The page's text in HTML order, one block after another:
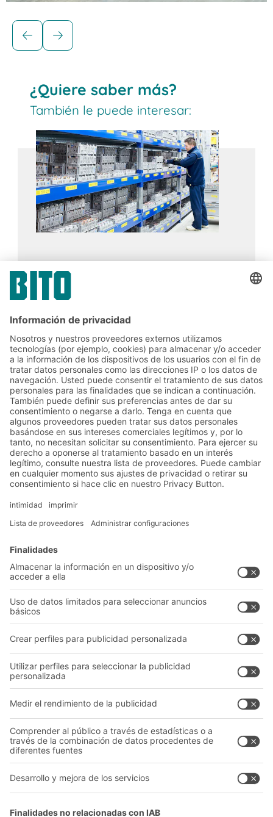
Soluciones para cargas paletizadas
Los sistemas de almacenamiento dinámico de
palets son ideales para productos de rápido
movimiento. Las cantidades de reposición
suficientes garantizan una disponibilidad
constante del producto. Todos los artículos
tienen acceso directo en la zona de picking. La
carga y la retirada se realizan en pasillos
separados, lo que garantiza procesos de
almacenamiento organizados, ya que cada
carril está dedicado a una única línea de
¿Quiere saber más?
También le puede interesar:
volg
gestionar una amplia gama de productos
Soluciones
Soluciones intralogísticas
Sistemas de transporte
Nuestros servicios
Asesoramiento y servicio
Catálogo General
Documentos para descargar
Formulario de contacto
Empresa
Quiénes somos
Nuestra red global
Centros de producción
Follow us